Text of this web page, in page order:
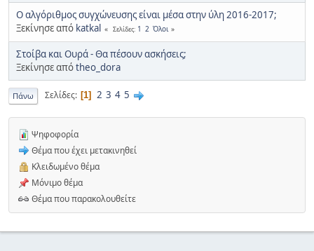
Ο αλγόριθμος συγχώνευσης είναι μέσα στην ύλη 2016-2017;
Ξεκίνησε από katkal Σελίδες 1 2 Όλοι
Στοίβα και Ουρά - Θα πέσουν ασκήσεις;
Ξεκίνησε απόtheo_dora
Πάνω Σελίδες 1 2 3 4 5
Ψηφοφορία
Θέμα που έχει μετακινηθεί
Κλειδωμένο θέμα
Μόνιμο θέμα
Θέμα που παρακολουθείτε